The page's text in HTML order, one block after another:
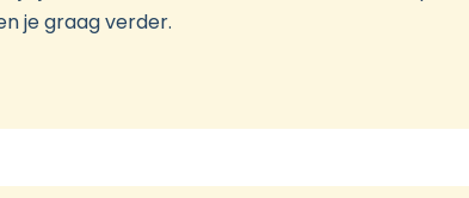
je graag verder.